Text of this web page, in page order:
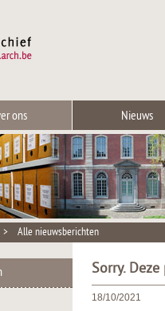
ons Nieuws
> Alle nieuwsberichten
Sorry.
18/10/2021